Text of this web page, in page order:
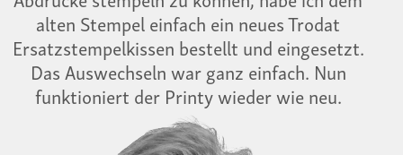
alten Stempel einfach ein neues Trodat
Ersatzstempelkissen bestellt und eingesetzt.
Das Auswechseln war ganz einfach. Nun
funktioniert der Printy wieder wie neu.